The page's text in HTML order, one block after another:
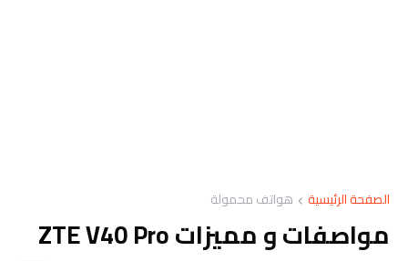
الصفحة الرئيسية هواتف محمولة
مواصفات و مميزات ZTE V40 Pro